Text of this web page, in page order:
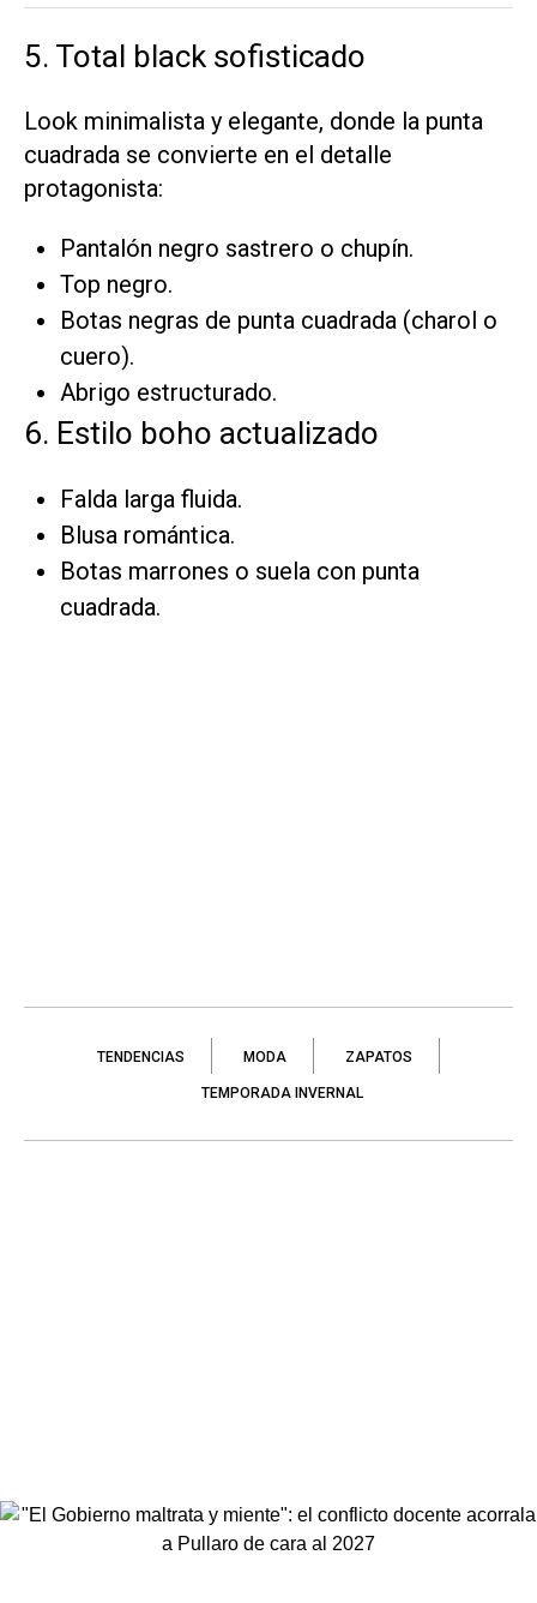
5. Total black sofisticado
Look minimalista y elegante, donde la punta
cuadrada se convierte en el detalle
protagonista:
Pantalón negro sastrero o chupín.
Top negro.
Botas negras de punta cuadrada (charol o
cuero).
Abrigo estructurado.
6. Estilo boho actualizado
Falda larga fluida.
Blusa romántica.
Botas marrones o suela con punta
cuadrada.
TENDENCIAS MODA ZAPATOS
TEMPORADA INVERNAL